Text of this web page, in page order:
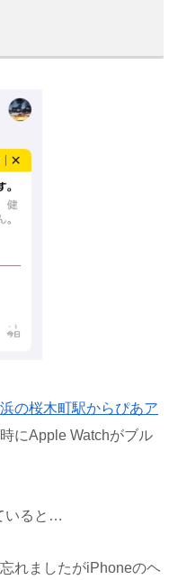
の桜木町駅からぴあア
にApple Watchがブル
いると…
れましたがiPhoneのヘ